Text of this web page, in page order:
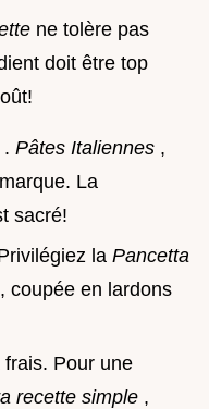
ne tolère pas
doit être top
. Pâtes Italiennes ,
La
sacré!
la Pancetta
, coupée en lardons
frais. Pour une
recette simple ,